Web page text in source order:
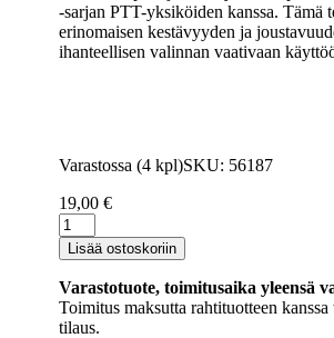
-sarjan PTT-yksiköiden kanssa. Tämä
erinomaisen kestävyyden ja
ihanteellisen valinnan vaativaan
Varastossa (4 kpl)SKU: 56187
19,00 €
Genzo
Kombi
Security
-
Korvakuuloke
määrä
Lisää ostoskoriin
Varastotuote, toimitusaika yleensä
Toimitus maksutta rahtituotteen
tilaus.